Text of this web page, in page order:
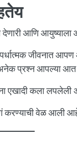
देणारी आणि
जीवनात
प्रश्न आपल्या
एखादी कला
वेळ आली आहे.